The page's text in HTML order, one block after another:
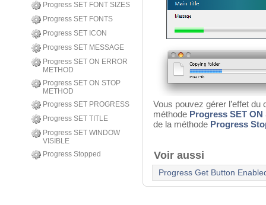
Progress SET FONT SIZES
Progress SET FONTS
Progress SET ICON
Progress SET MESSAGE
Progress SET ON ERROR
METHOD
Progress SET ON STOP
METHOD
Progress SET PROGRESS
Progress SET TITLE
Progress SET WINDOW
VISIBLE
Progress Stopped
Vous pouvez gérer l’effet
méthode Progress SET
de la méthode Progress
Voir aussi
Progress Get Button